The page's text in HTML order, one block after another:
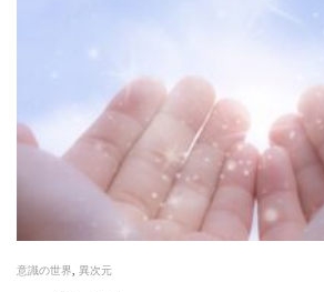
意識の世界 異次元